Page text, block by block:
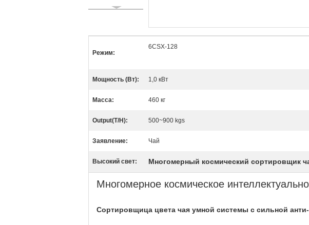
Режим:
6CSX-128
Мощность (Вт): 1,0 кВт
Масса: 460 кг
Output(T/H): 500~900 kgs
Заявление: Чай
Высокий свет: Многомерный космический сортировщик
Многомерное космическое
Сортировщица цвета чая умной системы с сильной